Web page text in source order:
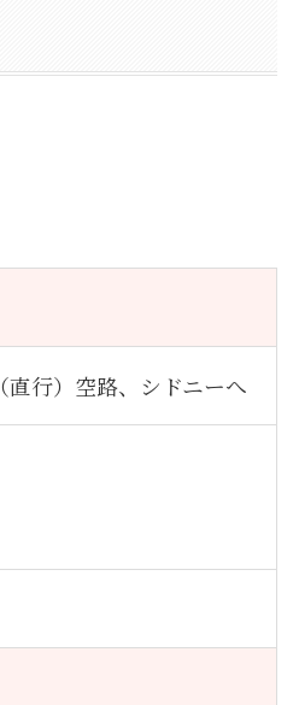
（直行）空路、シドニーへ